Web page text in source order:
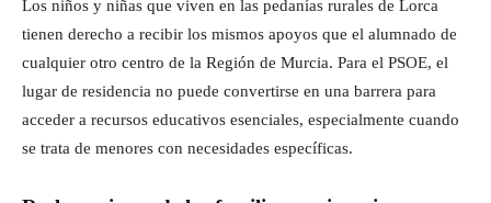
Los niños y niñas que viven en las pedanías rurales de Lorca
tienen derecho a recibir los mismos apoyos que el alumnado de
cualquier otro centro de la Región de Murcia. Para el PSOE, el
lugar de residencia no puede convertirse en una barrera para
acceder a recursos educativos esenciales, especialmente cuando
se trata de menores con necesidades específicas.